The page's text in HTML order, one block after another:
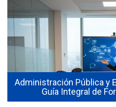
Administración Pública y
Guía Integral de